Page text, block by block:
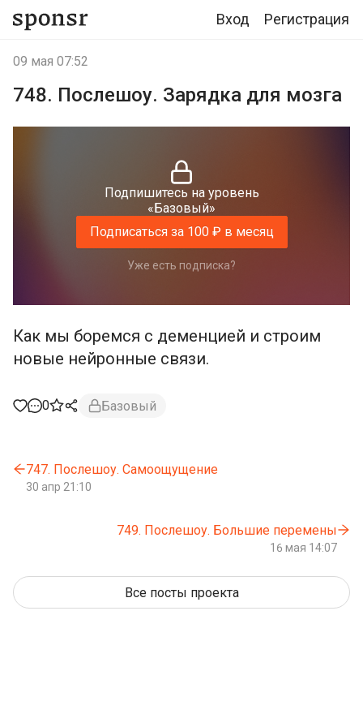
Вход Регистрация
09 мая 07:52
748. Послешоу. Зарядка для мозга
Подпишитесь на уровень
«Базовый»
Подписаться за 100 ₽ в месяц
Уже есть подписка?
Как мы боремся с деменцией и строим
новые нейронные связи.
0 Базовый
747. Послешоу. Самоощущение
30 апр 21:10
749. Послешоу. Большие перемены
16 мая 14:07
Все посты проекта